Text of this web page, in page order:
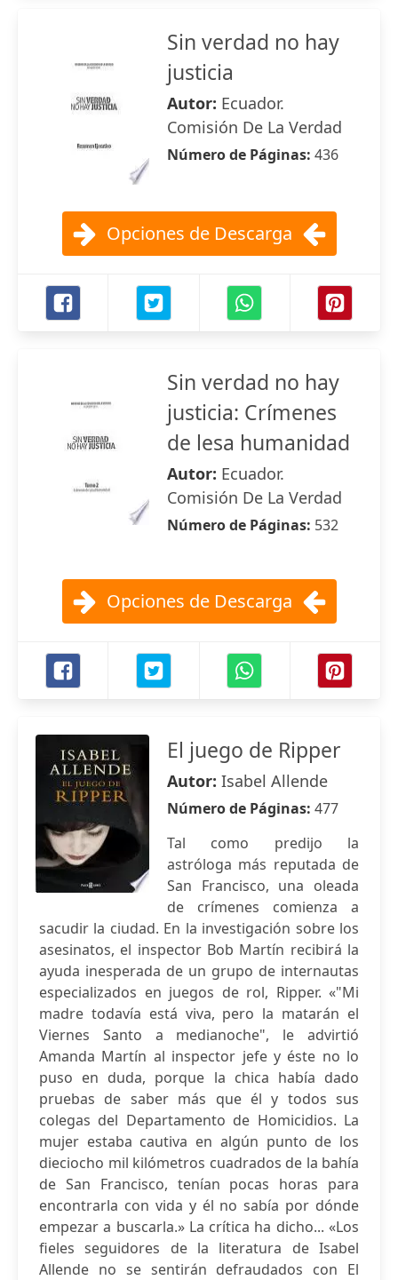
Sin verdad no hay
justicia
Autor: Ecuador.
Comisión De La Verdad
Número de Páginas: 436
Opciones de Descarga
Sin verdad no hay
justicia: Crímenes
de lesa humanidad
Autor: Ecuador.
Comisión De La Verdad
Número de Páginas: 532
Opciones de Descarga
El juego de Ripper
Autor: Isabel Allende
Número de Páginas: 477
Tal como predijo la
astróloga más reputada de
San Francisco, una oleada
de crímenes comienza a
sacudir la ciudad. En la investigación sobre los
asesinatos, el inspector Bob Martín recibirá la
ayuda inesperada de un grupo de internautas
especializados en juegos de rol, Ripper. «"Mi
madre todavía está viva, pero la matarán el
Viernes Santo a medianoche", le advirtió
Amanda Martín al inspector jefe y éste no lo
puso en duda, porque la chica había dado
pruebas de saber más que él y todos sus
colegas del Departamento de Homicidios. La
mujer estaba cautiva en algún punto de los
dieciocho mil kilómetros cuadrados de la bahía
de San Francisco, tenían pocas horas para
encontrarla con vida y él no sabía por dónde
empezar a buscarla.» La crítica ha dicho... «Los
fieles seguidores de la literatura de Isabel
Allende no se sentirán defraudados con El